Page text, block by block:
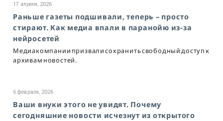
17 апреля, 2026
Раньше газеты подшивали, теперь – просто
стирают. Как медиа впали в паранойю из-за
нейросетей
Медиакомпании призвали сохранить свободный доступ к
архивам новостей.
6 февраля, 2026
Ваши внуки этого не увидят. Почему
сегодняшние новости исчезнут из открытого